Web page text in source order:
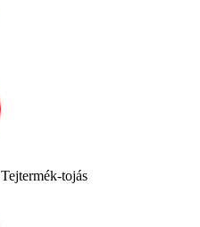
Tejtermék-tojás